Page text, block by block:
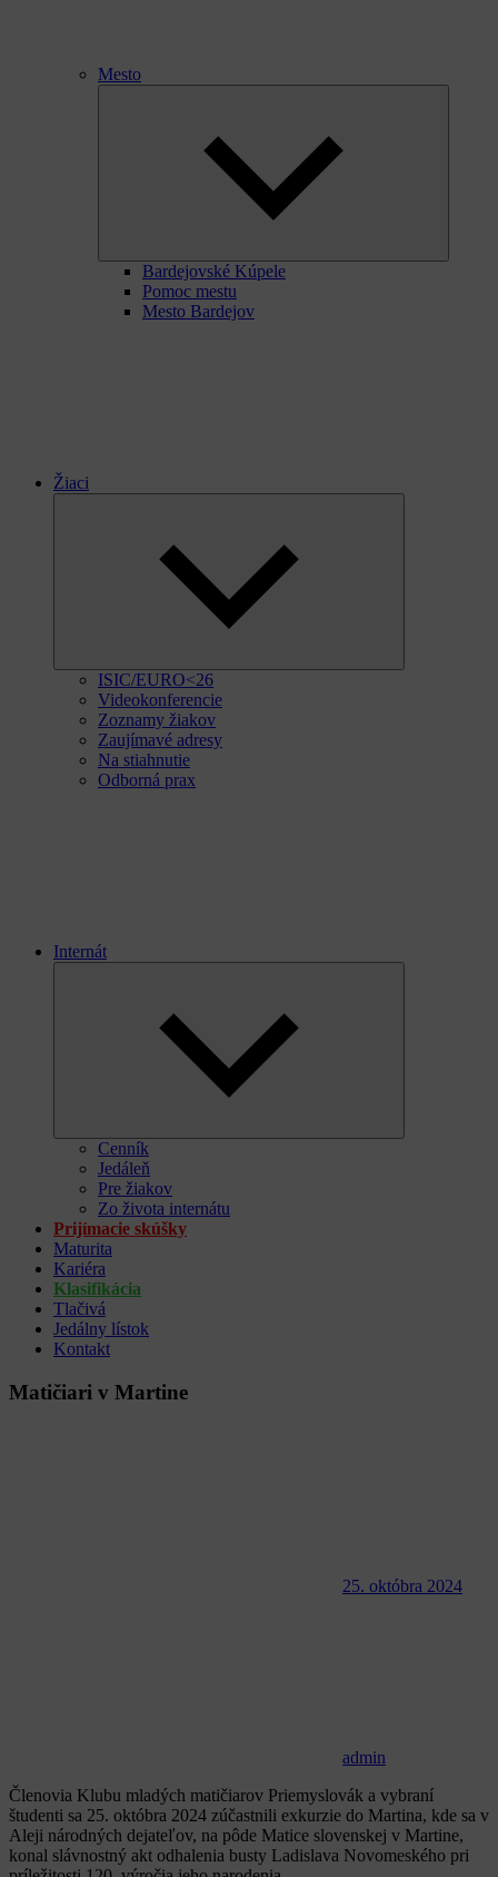
Mesto
Bardejovské Kúpele
Pomoc mestu
Mesto Bardejov
Žiaci
ISIC/EURO<26
Videokonferencie
Zoznamy žiakov
Zaujímavé adresy
Na stiahnutie
Odborná prax
Internát
Cenník
Jedáleň
Pre žiakov
Zo života internátu
Prijímacie skúšky
Maturita
Kariéra
Klasifikácia
Tlačivá
Jedálny lístok
Kontakt
Matičiari v Martine
25. októbra 2024
admin
Členovia Klubu mladých matičiarov Priemyslovák a vybraní
študenti sa 25. októbra 2024 zúčastnili exkurzie do Martina, kde sa v
Aleji národných dejateľov, na pôde Matice slovenskej v Martine,
konal slávnostný akt odhalenia busty Ladislava Novomeského pri